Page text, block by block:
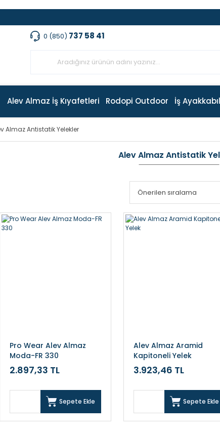
0 (850) 737 58 41
Alev Almaz İş Kıyafetleri Rodopi Outdoor İş
Almaz Antistatik Yelekler
Alev Almaz Antistatik
Pro Wear Alev Almaz
Moda-FR 330
2.897,33 TL
Sepete Ekle
Alev Almaz Aramid
Kapitoneli Yelek
3.923,46 TL
Sepete Ekle